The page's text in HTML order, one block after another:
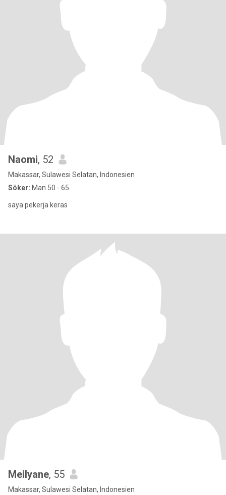
Naomi, 52
Makassar, Sulawesi Selatan, Indonesien
Söker: Man 50 - 65
saya pekerja keras
Meilyane, 55
Makassar, Sulawesi Selatan, Indonesien